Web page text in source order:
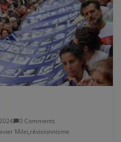
0 Comments
Milei,révisionnisme